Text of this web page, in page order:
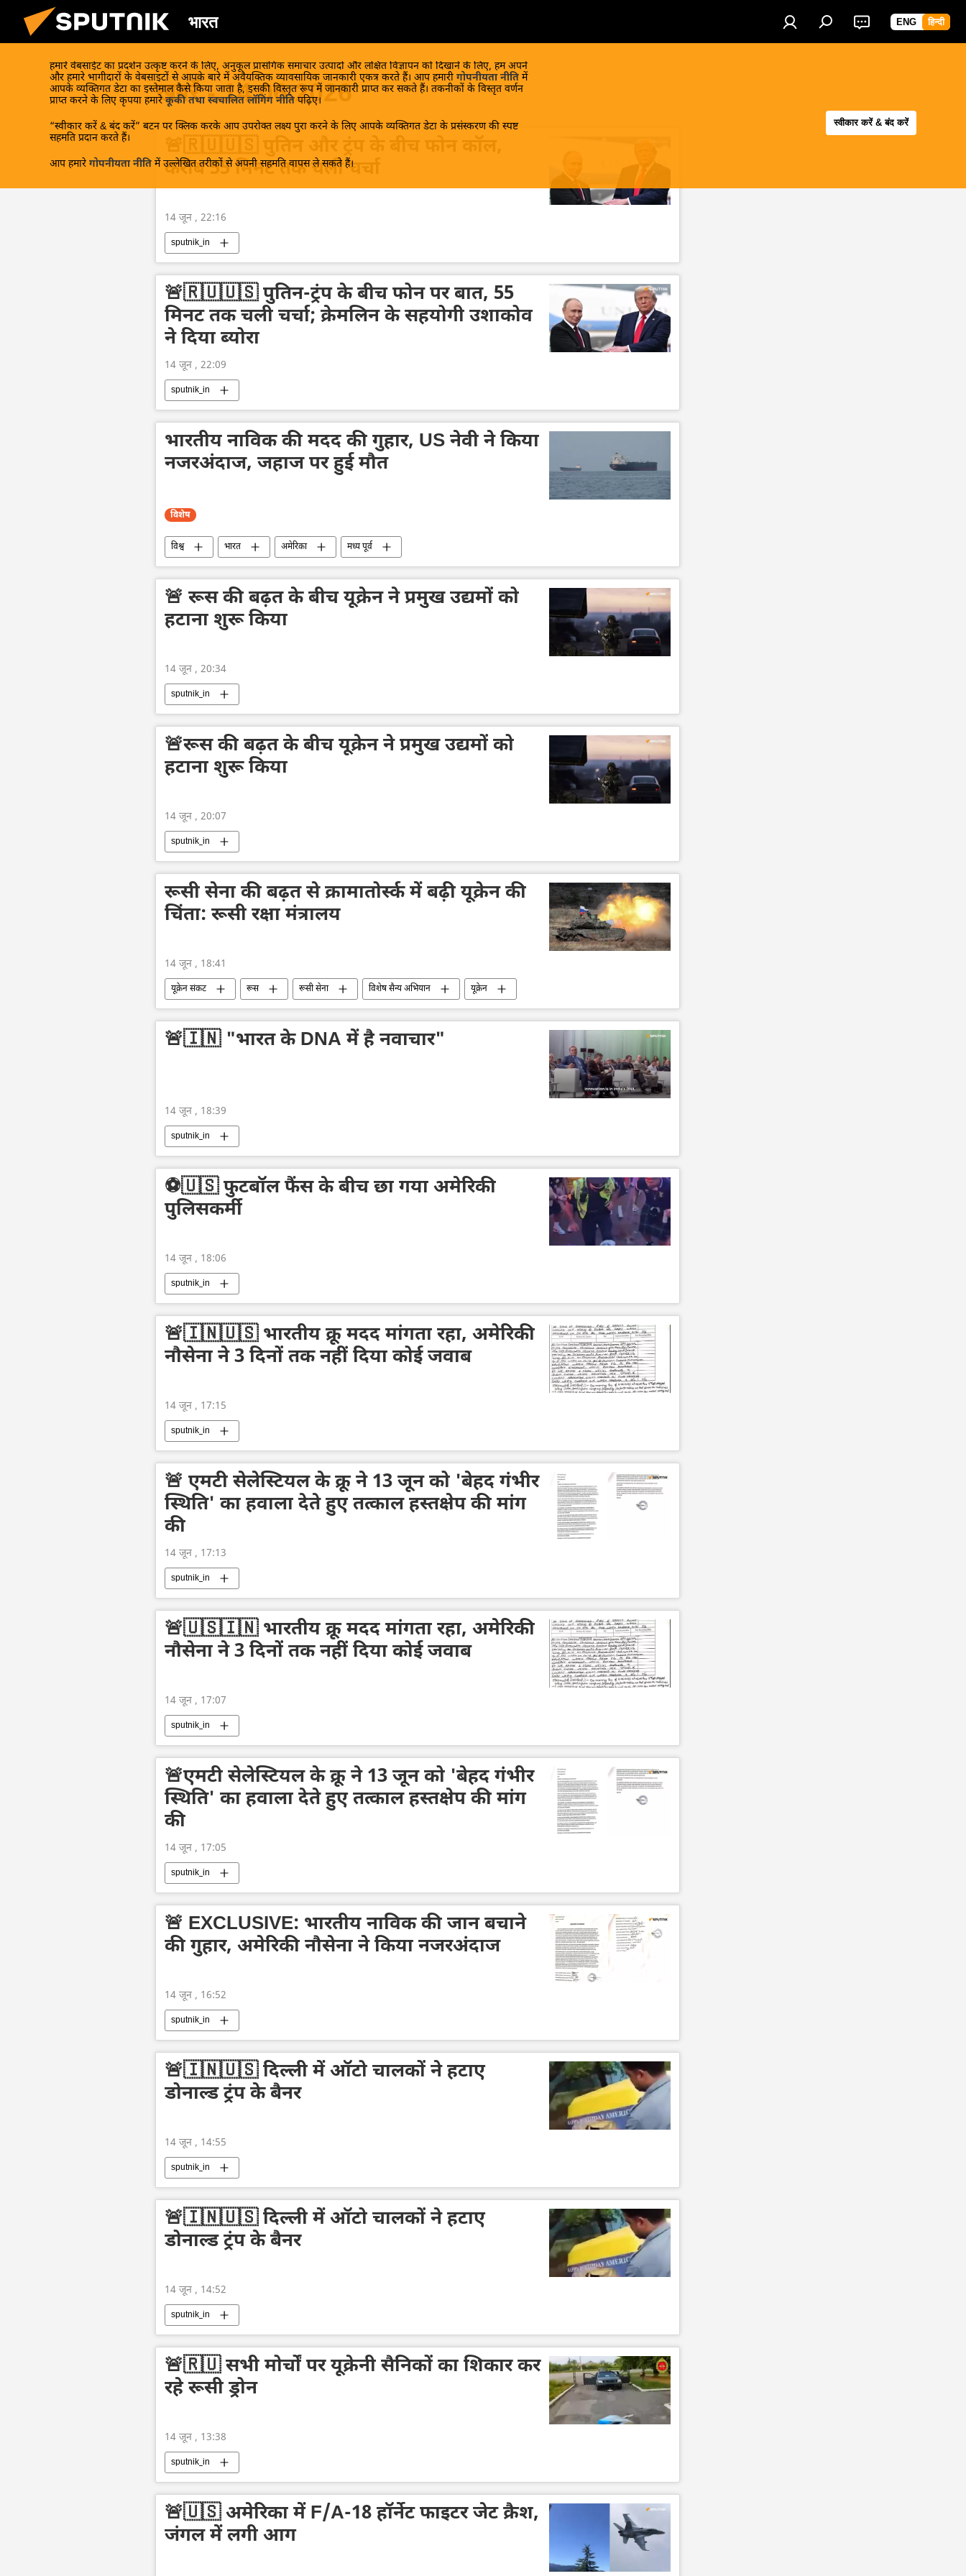
भारत ENG हिन्दी
हमारे वेबसाईट का प्रदर्शन उत्कृष्ट करने के लिए, अनुकूल प्रासंगिक समाचार उत्पादों और लक्षित विज्ञापन को दिखाने के लिए, हम अपने
और हमारे भागीदारों के वेबसाइटों से आपके बारे में अवैयक्तिक व्यावसायिक जानकारी एकत्र करते हैं। आप हमारी गोपनीयता नीति में
आपके व्यक्तिगत डेटा का इस्तेमाल कैसे किया जाता है, इसकी विस्तृत रूप में जानकारी प्राप्त कर सकते हैं। तकनीकों के विस्तृत वर्णन
प्राप्त करने के लिए कृपया हमारे कूकी तथा स्वचालित लॉगिंग नीति पढ़िए।
“स्वीकार करें & बंद करें” बटन पर क्लिक करके आप उपरोक्त लक्ष्य पुरा करने के लिए आपके व्यक्तिगत डेटा के प्रसंस्करण की स्पष्ट
सहमति प्रदान करते हैं।
आप हमारे गोपनीयता नीति में उल्लेखित तरीकों से अपनी सहमति वापस ले सकते हैं।
स्वीकार करें & बंद करें
खबरें - 14.06.2026
करीब 55 मिनट तक चली चर्चा
14 जून , 22:16
sputnik_in
🚨🇷🇺🇺🇸 पुतिन-ट्रंप के बीच फोन पर बात, 55
मिनट तक चली चर्चा; क्रेमलिन के सहयोगी उशाकोव
ने दिया ब्योरा
14 जून , 22:09
sputnik_in
भारतीय नाविक की मदद की गुहार, US नेवी ने किया
नजरअंदाज, जहाज पर हुई मौत
विशेष
विश्व भारत अमेरिका मध्य पूर्व
🚨 रूस की बढ़त के बीच यूक्रेन ने प्रमुख उद्यमों को
हटाना शुरू किया
14 जून , 20:34
sputnik_in
🚨रूस की बढ़त के बीच यूक्रेन ने प्रमुख उद्यमों को
हटाना शुरू किया
14 जून , 20:07
sputnik_in
रूसी सेना की बढ़त से क्रामातोर्स्क में बढ़ी यूक्रेन की
चिंता: रूसी रक्षा मंत्रालय
14 जून , 18:41
यूक्रेन संकट रूस रूसी सेना विशेष सैन्य अभियान यूक्रेन
🚨🇮🇳 "भारत के DNA में है नवाचार"
14 जून , 18:39
sputnik_in
⚽️🇺🇸 फुटबॉल फैंस के बीच छा गया अमेरिकी
पुलिसकर्मी
14 जून , 18:06
sputnik_in
🚨🇮🇳🇺🇸 भारतीय क्रू मदद मांगता रहा, अमेरिकी
नौसेना ने 3 दिनों तक नहीं दिया कोई जवाब
14 जून , 17:15
sputnik_in
🚨 एमटी सेलेस्टियल के क्रू ने 13 जून को 'बेहद गंभीर
स्थिति' का हवाला देते हुए तत्काल हस्तक्षेप की मांग
की
14 जून , 17:13
sputnik_in
🚨🇺🇸🇮🇳 भारतीय क्रू मदद मांगता रहा, अमेरिकी
नौसेना ने 3 दिनों तक नहीं दिया कोई जवाब
14 जून , 17:07
sputnik_in
🚨एमटी सेलेस्टियल के क्रू ने 13 जून को 'बेहद गंभीर
स्थिति' का हवाला देते हुए तत्काल हस्तक्षेप की मांग
की
14 जून , 17:05
sputnik_in
🚨 EXCLUSIVE: भारतीय नाविक की जान बचाने
की गुहार, अमेरिकी नौसेना ने किया नजरअंदाज
14 जून , 16:52
sputnik_in
🚨🇮🇳🇺🇸 दिल्ली में ऑटो चालकों ने हटाए
डोनाल्ड ट्रंप के बैनर
14 जून , 14:55
sputnik_in
🚨🇮🇳🇺🇸 दिल्ली में ऑटो चालकों ने हटाए
डोनाल्ड ट्रंप के बैनर
14 जून , 14:52
sputnik_in
🚨🇷🇺 सभी मोर्चों पर यूक्रेनी सैनिकों का शिकार कर
रहे रूसी ड्रोन
14 जून , 13:38
sputnik_in
🚨🇺🇸 अमेरिका में F/A-18 हॉर्नेट फाइटर जेट क्रैश,
जंगल में लगी आग